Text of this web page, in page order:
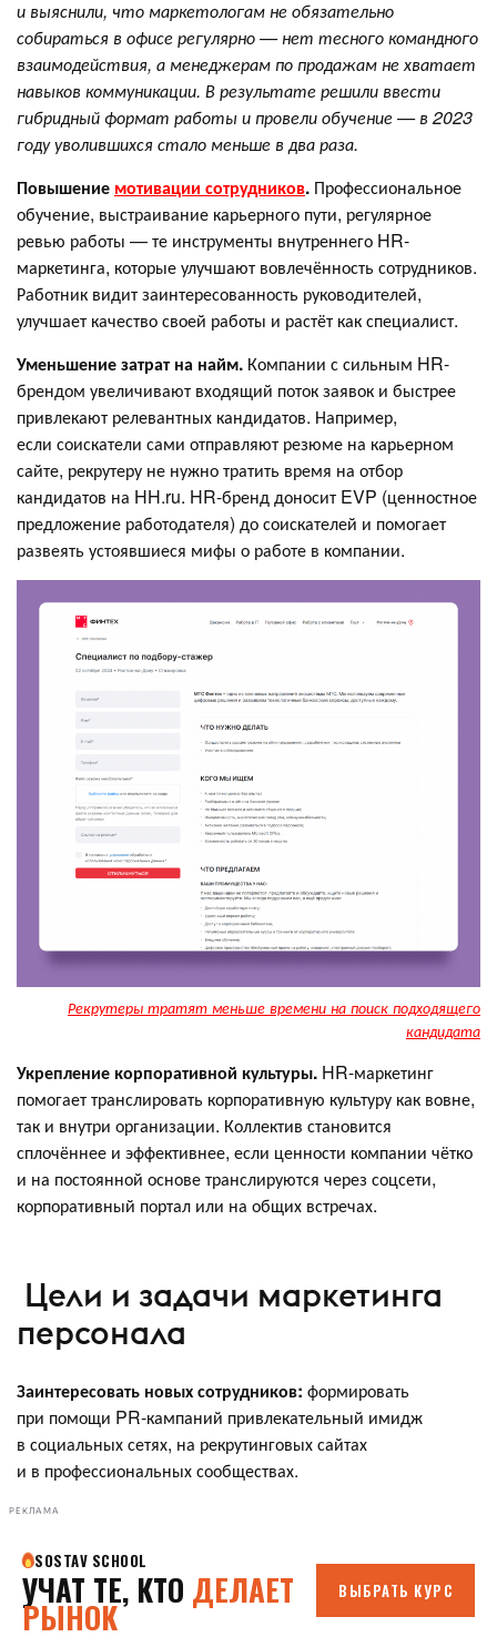
и выяснили, что маркетологам не обязательно
собираться в офисе регулярно — нет тесного командного
взаимодействия, а менеджерам по продажам не хватает
навыков коммуникации. В результате решили ввести
гибридный формат работы и провели обучение — в 2023
году уволившихся стало меньше в два раза.
Повышение мотивации сотрудников. Профессиональное
обучение, выстраивание карьерного пути, регулярное
ревью работы — те инструменты внутреннего HR-
маркетинга, которые улучшают вовлечённость сотрудников.
Работник видит заинтересованность руководителей,
улучшает качество своей работы и растёт как специалист.
Уменьшение затрат на найм. Компании с сильным HR-
брендом увеличивают входящий поток заявок и быстрее
привлекают релевантных кандидатов. Например,
если соискатели сами отправляют резюме на карьерном
сайте, рекрутеру не нужно тратить время на отбор
кандидатов на HH.ru. HR-бренд доносит EVP (ценностное
предложение работодателя) до соискателей и помогает
развеять устоявшиеся мифы о работе в компании.
Рекрутеры тратят меньше времени на поиск подходящего
кандидата
Укрепление корпоративной культуры. HR-маркетинг
помогает транслировать корпоративную культуру как вовне,
так и внутри организации. Коллектив становится
сплочённее и эффективнее, если ценности компании чётко
и на постоянной основе транслируются через соцсети,
корпоративный портал или на общих встречах.
Цели и задачи маркетинга
персонала
Заинтересовать новых сотрудников: формировать
при помощи PR-кампаний привлекательный имидж
в социальных сетях, на рекрутинговых сайтах
и в профессиональных сообществах.
РЕКЛАМА